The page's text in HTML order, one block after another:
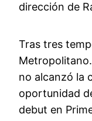
dirección de
Tras tres
no alcanzó la
oportunidad
debut en